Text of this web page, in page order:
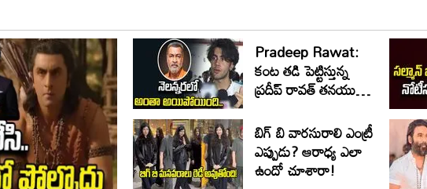
Pradeep Rawat:
కంట తడి పెట్టిస్తున్న
ప్రదీప్ రావత్ తనయుడి
బిగ్ బి వారసురాలి ఎంట్రీ
ఎప్పుడు? ఆరాధ్య ఎలా
ఉందో చూశారా!